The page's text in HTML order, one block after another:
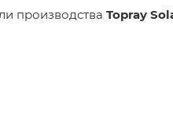
производства Topray